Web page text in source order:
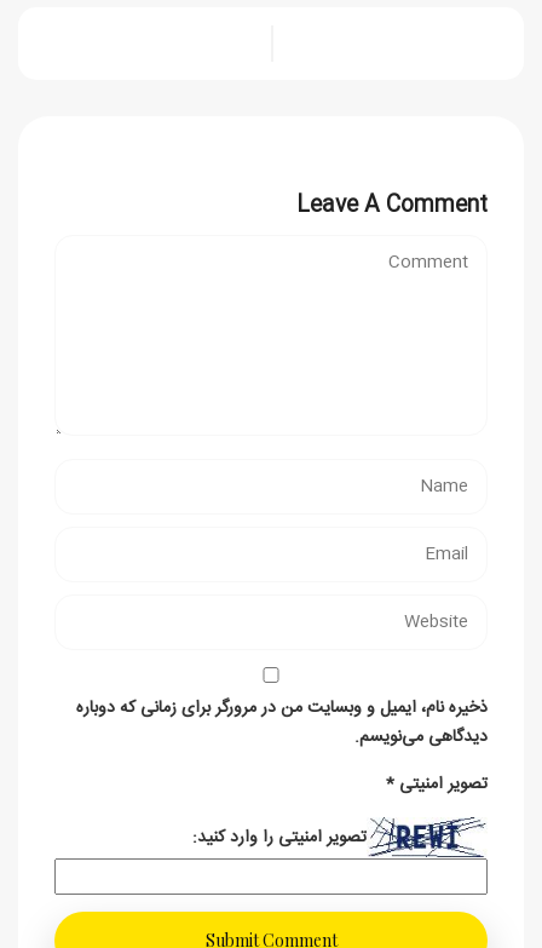
Leave A Comment
ذخیره نام، ایمیل و وبسایت من در مرورگر برای زمانی که دوباره
دیدگاهی می‌نویسم.
تصویر امنیتی *
تصویر امنیتی را وارد کنید: